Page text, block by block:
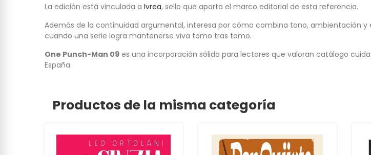
La edición está vinculada a Ivrea, sello que aporta el marco editorial de esta referencia.
Además de la continuidad argumental, interesa por cómo combina tono, ambientación
cuando una serie logra mantenerse viva tomo tras tomo.
One Punch-Man 09 es una incorporación sólida para lectores que valoran catálogo
España.
Productos de la misma categoría